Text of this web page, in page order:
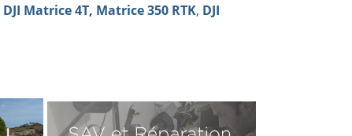
DJI Matrice 4T, Matrice 350 RTK, DJI